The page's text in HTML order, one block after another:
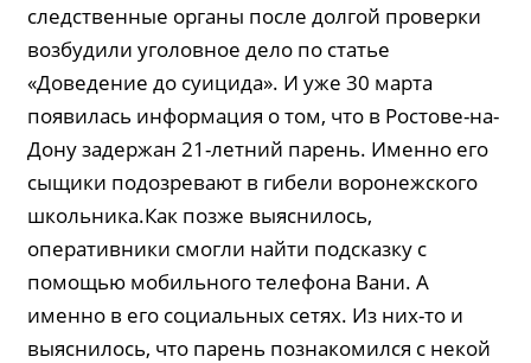
следственные органы после долгой проверки
возбудили уголовное дело по статье
«Доведение до суицида». И уже 30 марта
появилась информация о том, что в Ростове-на-
Дону задержан 21-летний парень. Именно его
сыщики подозревают в гибели воронежского
школьника.Как позже выяснилось,
оперативники смогли найти подсказку с
помощью мобильного телефона Вани. А
именно в его социальных сетях. Из них-то и
выяснилось, что парень познакомился с некой